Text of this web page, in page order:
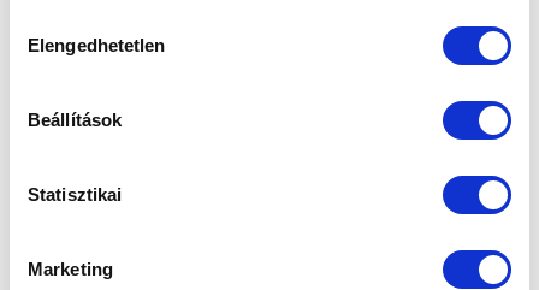
kiválasztása
Elengedhetetlen
Beállítások
Statisztikai
Marketing